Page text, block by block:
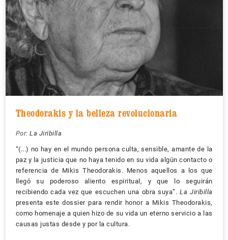
Theodorakis y la belleza revolucionaria
Por: La Jiribilla
“(...) no hay en el mundo persona culta, sensible, amante de la
paz y la justicia que no haya tenido en su vida algún contacto o
referencia de Mikis Theodorakis. Menos aquellos a los que
llegó su poderoso aliento espiritual, y que lo seguirán
recibiendo cada vez que escuchen una obra suya”.La Jiribilla
presenta este dossier para rendir honor a Mikis Theodorakis,
como homenaje a quien hizo de su vida un eterno servicio a las
causas justas desde y por la cultura.